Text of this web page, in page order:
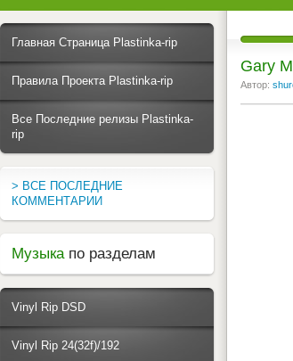
Gary
Автор:
Главная Страница Plastinka-rip
Правила Проекта Plastinka-rip
Все Последние релизы Plastinka-
rip
> ВСЕ ПОСЛЕДНИЕ
КОММЕНТАРИИ
Музыка по разделам
Vinyl Rip DSD
Vinyl Rip 24(32f)/192